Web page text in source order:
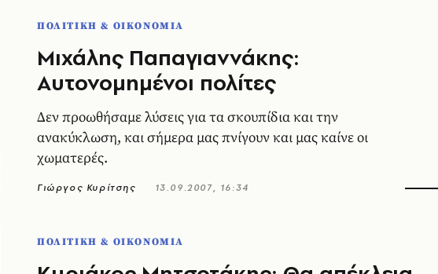
ΠΟΛΙΤΙΚΗ & ΟΙΚΟΝΟΜΙΑ
Mιχάλης Παπαγιαννάκης:
Aυτονομημένοι πολίτες
Δεν προωθήσαμε λύσεις για τα σκουπίδια και την
ανακύκλωση, και σήμερα μας πνίγουν και μας καίνε οι
χωματερές.
Γιώργος Κυρίτσης 13.09.2007, 16:34
ΠΟΛΙΤΙΚΗ & ΟΙΚΟΝΟΜΙΑ